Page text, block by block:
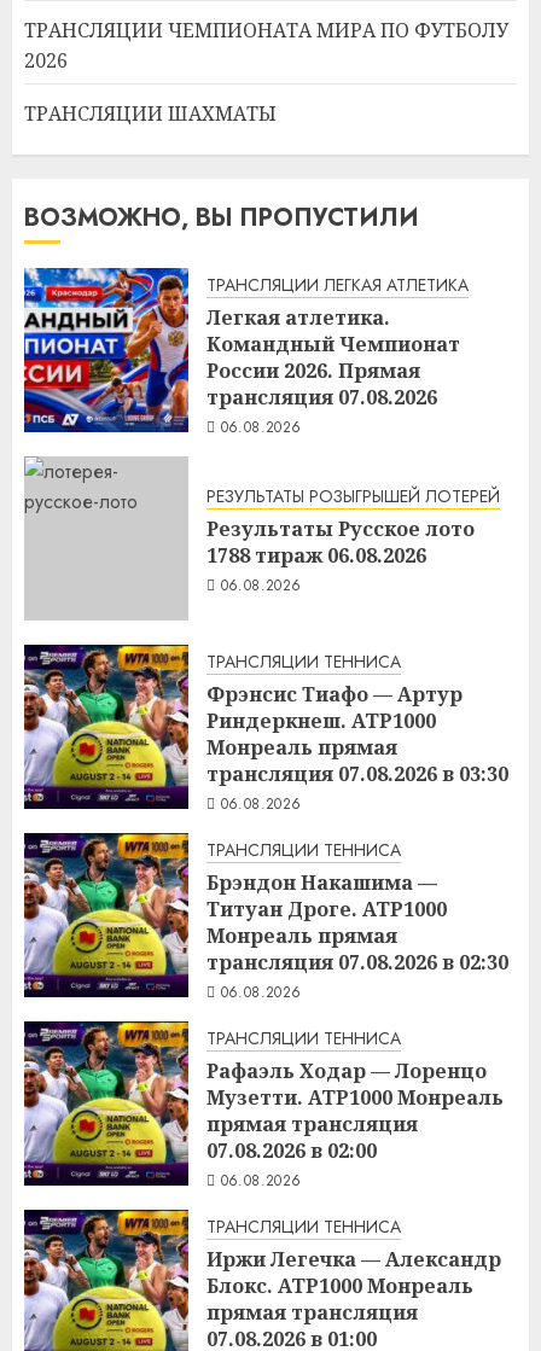
ТРАНСЛЯЦИИ ЧЕМПИОНАТА МИРА ПО ФУТБОЛУ
2026
ТРАНСЛЯЦИИ ШАХМАТЫ
ВОЗМОЖНО, ВЫ ПРОПУСТИЛИ
ТРАНСЛЯЦИИ ЛЕГКАЯ АТЛЕТИКА
Легкая атлетика.
Командный Чемпионат
России 2026. Прямая
трансляция 07.08.2026
06.08.2026
РЕЗУЛЬТАТЫ РОЗЫГРЫШЕЙ ЛОТЕРЕЙ
Результаты Русское лото
1788 тираж 06.08.2026
06.08.2026
ТРАНСЛЯЦИИ ТЕННИСА
Фрэнсис Тиафо — Артур
Риндеркнеш. ATP1000
Монреаль прямая
трансляция 07.08.2026 в 03:30
06.08.2026
ТРАНСЛЯЦИИ ТЕННИСА
Брэндон Накашима —
Титуан Дроге. ATP1000
Монреаль прямая
трансляция 07.08.2026 в 02:30
06.08.2026
ТРАНСЛЯЦИИ ТЕННИСА
Рафаэль Ходар — Лоренцо
Музетти. ATP1000 Монреаль
прямая трансляция
07.08.2026 в 02:00
06.08.2026
ТРАНСЛЯЦИИ ТЕННИСА
Иржи Легечка — Александр
Блокс. ATP1000 Монреаль
прямая трансляция
07.08.2026 в 01:00